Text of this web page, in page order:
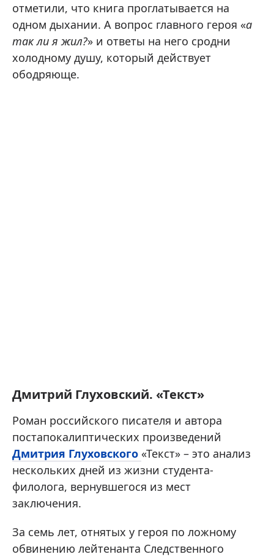
отметили, что книга проглатывается на
одном дыхании. А вопрос главного героя «а
так ли я жил?» и ответы на него сродни
холодному душу, который действует
ободряюще.
Дмитрий Глуховский. «Текст»
Роман российского писателя и автора
постапокалиптических произведений
Дмитрия Глуховского «Текст» – это анализ
нескольких дней из жизни студента-
филолога, вернувшегося из мест
заключения.
За семь лет, отнятых у героя по ложному
обвинению лейтенанта Следственного